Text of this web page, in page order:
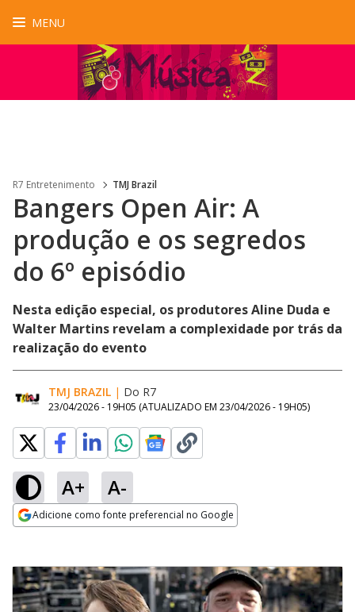
MENU
R7 Entretenimento TMJ Brazil
Bangers Open Air: A
produção e os segredos
do 6º episódio
Nesta edição especial, os produtores Aline Duda e
Walter Martins revelam a complexidade por trás da
realização do evento
TMJ BRAZIL | Do R7
23/04/2026 - 19H05 (ATUALIZADO EM 23/04/2026 - 19H05)
A+ A-
Adicione como fonte preferencial no Google